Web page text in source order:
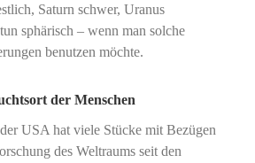
Saturn schwer, Uranus
sphärisch – wenn man solche
benutzen möchte.
der Menschen
USA hat viele Stücke mit Bezügen
des Weltraums seit den